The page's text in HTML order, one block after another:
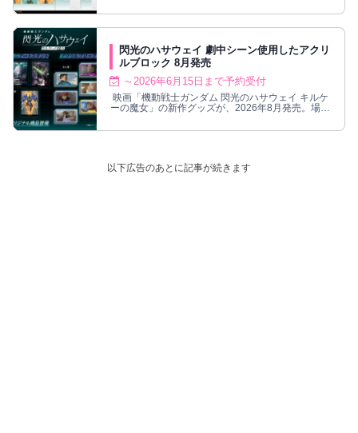
閃光のハサウェイ 劇中シーン使用したアクリ
ルブロック 8月発売
～2026年6月15日まで予約受付
映画「機動戦士ガンダム 閃光のハサウェイ キルケ
ーの魔女」の新作グッズが、2026年8月発売。場面
以下広告のあとに記事が続きます